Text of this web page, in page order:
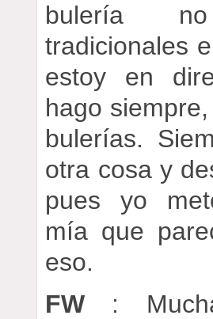
bulería
tradicionales
estoy en
hago
bulerías.
otra cosa y
pues yo
mía que
eso.
FW :